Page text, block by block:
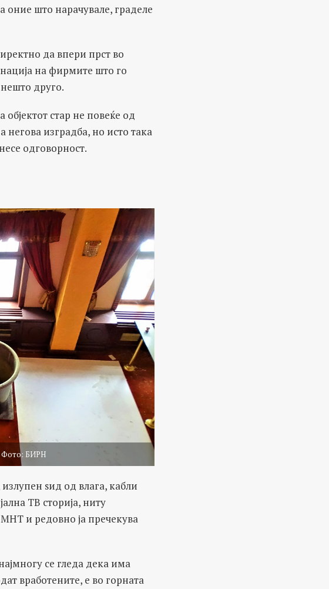
што нарачувале, граделе
да впери прст во
на фирмите што го
друго.
стар не повеќе од
негова изградба, но исто така
одговорност.
Фото: БИРН
ѕид од влага, кабли
ТВ сторија, ниту
МНТ и редовно ја пречекува
се гледа дека има
вработените, e во горната